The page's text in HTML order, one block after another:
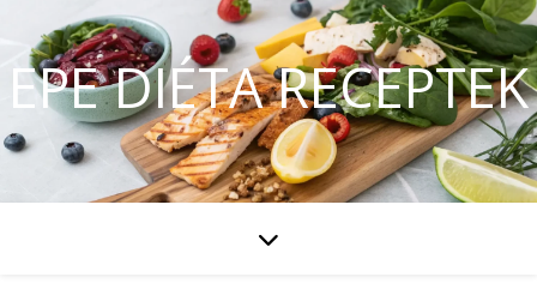
EPE DIÉTA RECEPTEK